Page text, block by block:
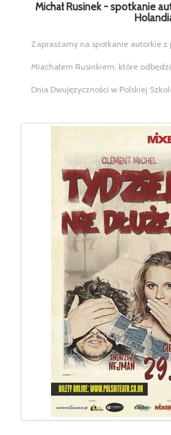
Michał Rusinek - spotkanie
Zapraszamy na spotkanie autorkie
Miachałem Rusinkiem, które
Dnia Dwujęzyczności w Polskiej